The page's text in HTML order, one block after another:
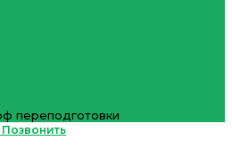
Позвонить